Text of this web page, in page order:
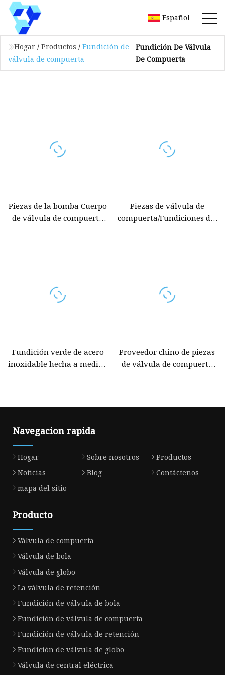
Español
Hogar / Productos / Fundición de
válvula de compuerta
Fundición De Válvula
De Compuerta
Piezas de la bomba Cuerpo
de válvula de compuerta
Piezas de válvula de
compuerta/Fundiciones del
paletas/Fundición de la
carcasa de la bomba de
Fundición verde de acero
inoxidable hecha a medida
Proveedor chino de piezas
de válvula de compuerta
Navegacion rapida
Hogar Sobre nosotros
Productos
Noticias
Blog
Contáctenos
mapa del sitio
Producto
Válvula de compuerta
Válvula de bola
Válvula de globo
La válvula de retención
Fundición de válvula de bola
Fundición de válvula de compuerta
Fundición de válvula de retención
Fundición de válvula de globo
Válvula de central eléctrica